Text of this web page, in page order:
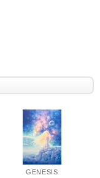
GENESIS